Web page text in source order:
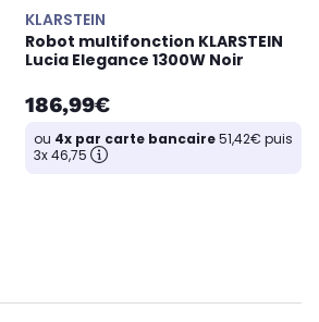
KLARSTEIN
Robot multifonction KLARSTEIN
Lucia Elegance 1300W Noir
186,99€
ou 4x par carte bancaire51,42€ puis
3x 46,75